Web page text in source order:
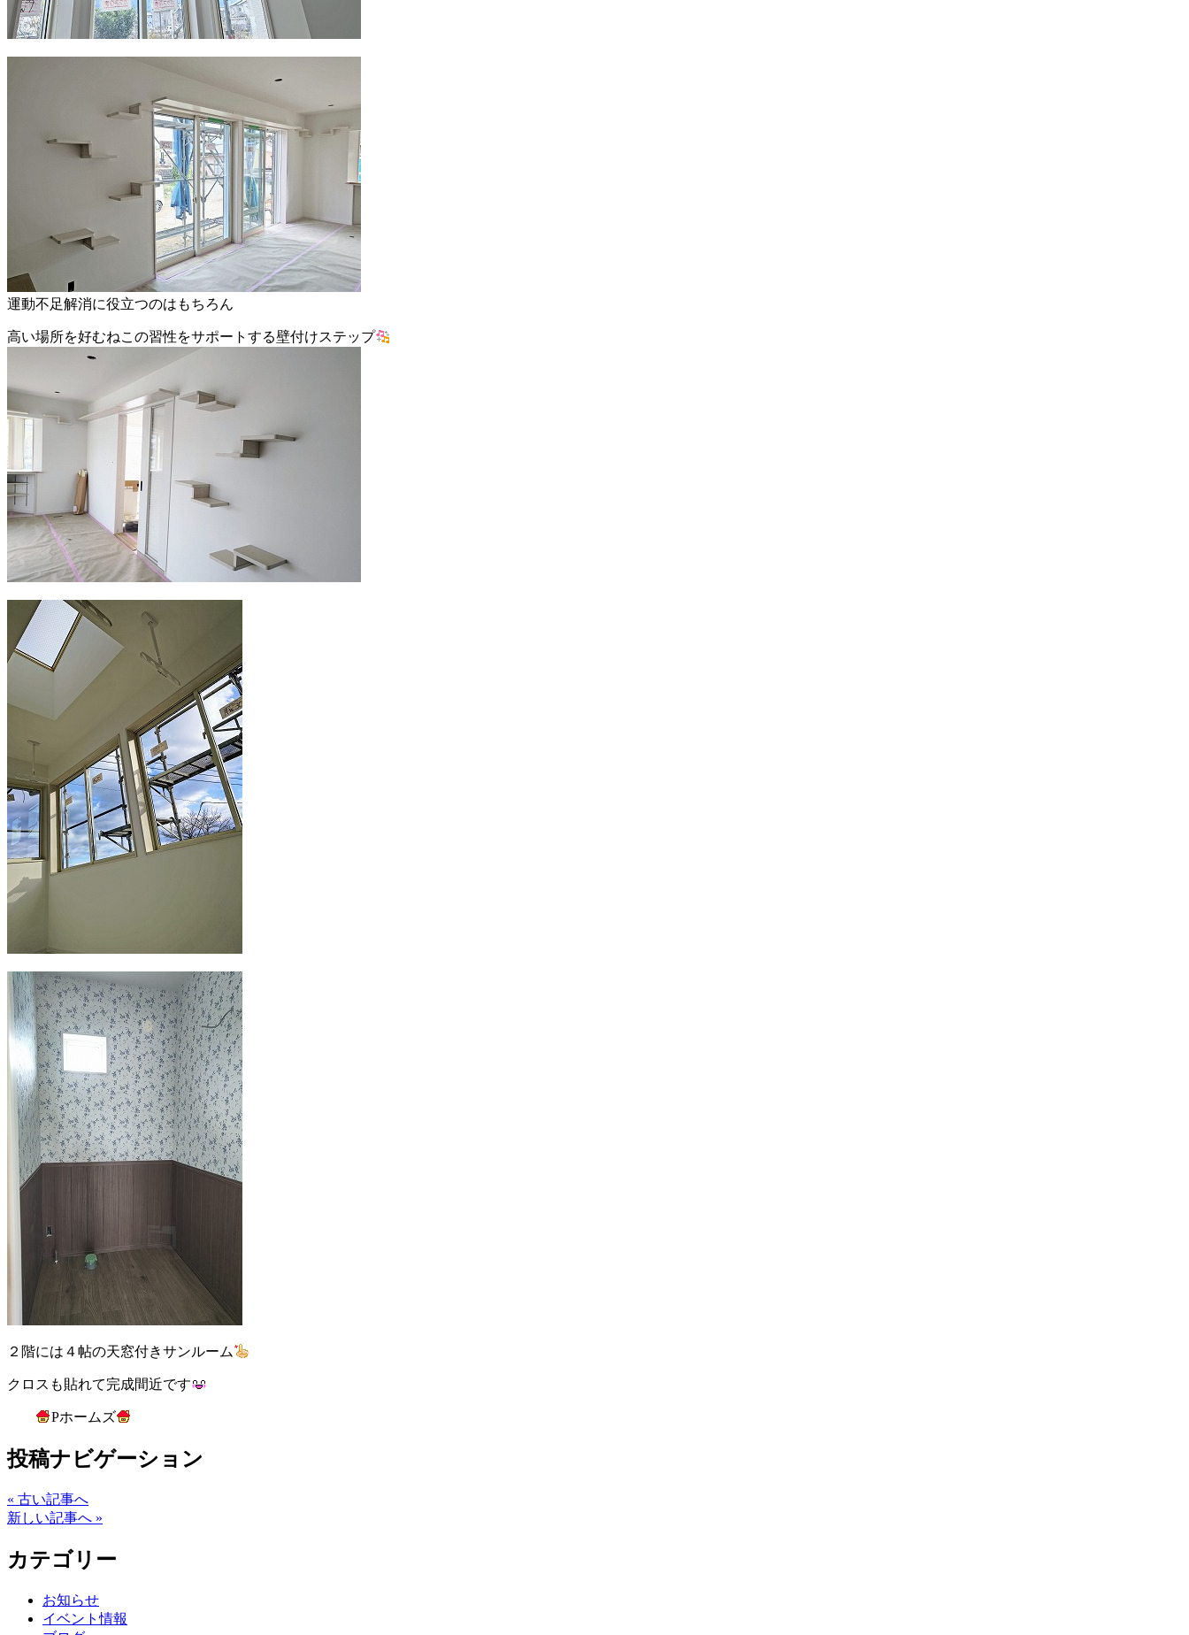
運動不足解消に役立つのはもちろん
高い場所を好むねこの習性をサポートする壁付けステップ
２階には４帖の天窓付きサンルーム
クロスも貼れて完成間近です
Pホームズ
投稿ナビゲーション
« 古い記事へ
新しい記事へ »
カテゴリー
お知らせ
イベント情報